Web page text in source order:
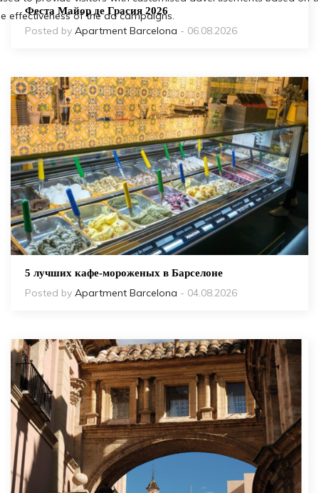
Феста Майор де Грасия 2026
Posted by Apartment Barcelona - 06.08.2026
5 лучших кафе-мороженых в Барселоне
Posted by Apartment Barcelona - 04.08.2026